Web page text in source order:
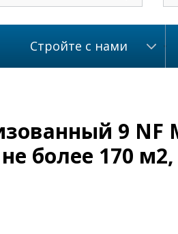
Стройте с нами
9 NF
более 170